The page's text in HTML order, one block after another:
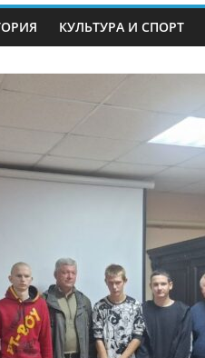
в сети Интернет
приняли участие в
«Сохраним
родились крапчатые
КУЛЬТУРА И СПОРТ